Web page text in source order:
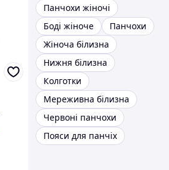
Панчохи жіночі
Боді жіноче
Панчохи
Жіноча білизна
Нижня білизна
Колготки
Мереживна білизна
Червоні панчохи
Пояси для панчіх